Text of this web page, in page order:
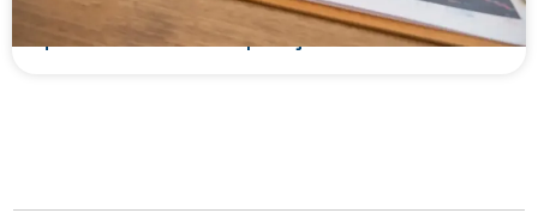
Lastro financeiro: o que é, como funciona e por
que é essencial nas operações de crédito